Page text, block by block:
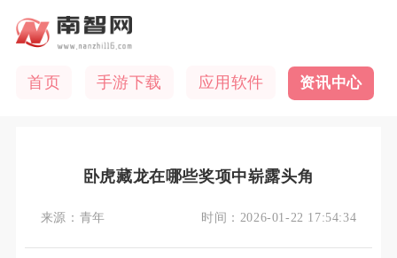
首页 手游下载 应用软件 资讯中心
卧虎藏龙在哪些奖项中崭露头角
来源： 青年 时间： 2026-01-22 17:54:34